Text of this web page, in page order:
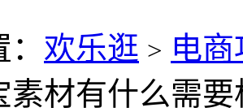
欢乐逛 > 电
素材有什么需